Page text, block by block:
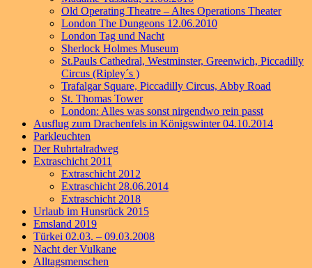
Old Operating Theatre – Altes Operations Theater
London The Dungeons 12.06.2010
London Tag und Nacht
Sherlock Holmes Museum
St.Pauls Cathedral, Westminster, Greenwich, Piccadilly
Circus (Ripley´s )
Trafalgar Square, Piccadilly Circus, Abby Road
St. Thomas Tower
London: Alles was sonst nirgendwo rein passt
Ausflug zum Drachenfels in Königswinter 04.10.2014
Parkleuchten
Der Ruhrtalradweg
Extraschicht 2011
Extraschicht 2012
Extraschicht 28.06.2014
Extraschicht 2018
Urlaub im Hunsrück 2015
Emsland 2019
Türkei 02.03. – 09.03.2008
Nacht der Vulkane
Alltagsmenschen